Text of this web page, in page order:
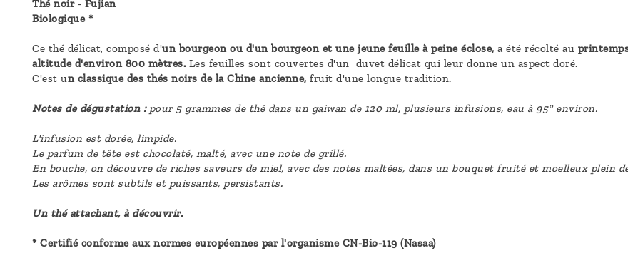
Thé noir - Fujian
Biologique *
Ce thé délicat, composé d'un bourgeon ou d'un bourgeon et une jeune feuille à peine éclose, a été récolté au
altitude d'environ 800 mètres. Les feuilles sont couvertes d'un duvet délicat qui leur donne un aspect doré.
C'est un classique des thés noirs de la Chine ancienne, fruit d'une longue tradition.
Notes de dégustation : pour 5 grammes de thé dans un gaiwan de 120 ml, plusieurs infusions, eau à 95° environ.
L'infusion est dorée, limpide.
Le parfum de tête est chocolaté, malté, avec une note de grillé.
En bouche, on découvre de riches saveurs de miel, avec des notes maltées, dans un bouquet fruité et moelleux plein
Les arômes sont subtils et puissants, persistants.
Un thé attachant, à découvrir.
* Certifié conforme aux normes européennes par l'organisme CN-Bio-119 (Nasaa)